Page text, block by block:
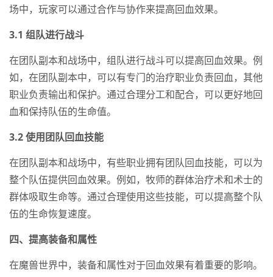
场中，玩家可以通过合作与协作来提高回血效果。
3.1 组队进行战斗
在团队副本和战场中，组队进行战斗可以提高回血效果。例
如，在团队副本中，可以有专门的治疗职业负责回血，其他
职业负责输出和保护。通过合理分工和配合，可以更好地回
血和保持队伍的生命值。
3.2 使用团队回血技能
在团队副本和战场中，有些职业拥有团队回血技能，可以为
整个队伍提供回血效果。例如，牧师的群体治疗术和术士的
群体吸取生命等。通过合理使用这些技能，可以提高整个队
伍的生命恢复速度。
四、提高装备和属性
在魔兽世界中，装备和属性对于回血效果有着重要的影响。